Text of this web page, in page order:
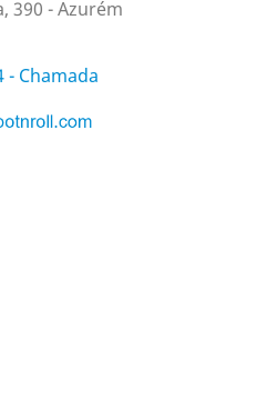
390 - Azurém
- Chamada